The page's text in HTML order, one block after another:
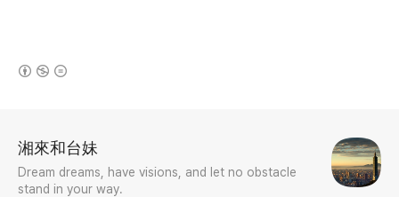
湘來和台妹
Dream dreams, have visions, and let no obstacle
stand in your way.